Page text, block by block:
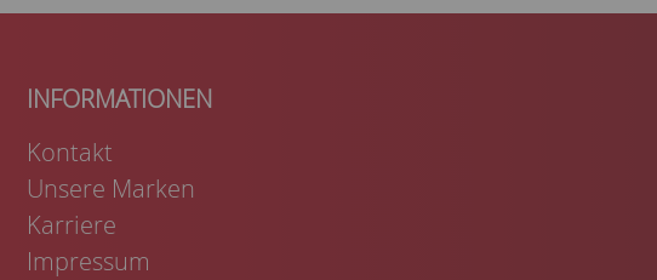
Kontakt
Unsere Marken
Karriere
Impressum